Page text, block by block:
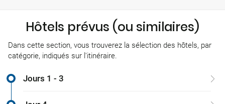
Hôtels prévus (ou similaires)
Dans cette section, vous trouverez la sélection des hôtels, par
catégorie, indiqués sur l'itinéraire.
Jours 1 - 3